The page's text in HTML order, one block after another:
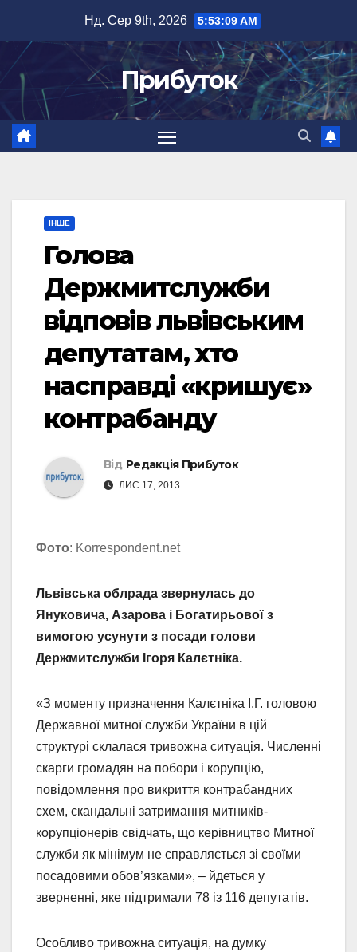
вмісту
Нд. Сер 9th, 2026 5:53:10 AM
Прибуток
ІНШЕ
Голова
Держмитслужби
відповів львівським
депутатам, хто
насправді «кришує»
контрабанду
Від Редакція Прибуток
ЛИС 17, 2013
Фото: Korrespondent.net
Львівська облрада звернулась до
Януковича, Азарова і Богатирьової з
вимогою усунути з посади голови
Держмитслужби Ігоря Калєтніка.
«З моменту призначення Калєтніка І.Г. головою
Державної митної служби України в цій
структурі склалася тривожна ситуація. Численні
скарги громадян на побори і корупцію,
повідомлення про викриття контрабандних
схем, скандальні затримання митників-
корупціонерів свідчать, що керівництво Митної
служби як мінімум не справляється зі своїми
посадовими обов’язками», – йдеться у
зверненні, яке підтримали 78 із 116 депутатів.
Особливо тривожна ситуація, на думку